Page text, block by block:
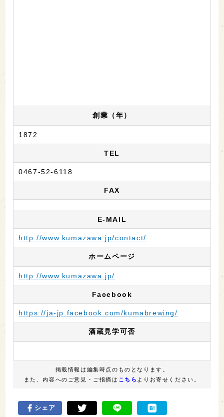
創業（年）
1872
TEL
0467-52-6118
FAX
E-MAIL
http://www.kumazawa.jp/contact/
ホームページ
http://www.kumazawa.jp/
Facebook
https://ja-jp.facebook.com/kumabrewing/
酒蔵見学可否
掲載情報は編集時点のものとなります。
また、内容へのご意見・ご指摘は こちら よりお寄せください。
シェア